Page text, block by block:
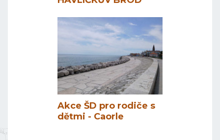
Akce ŠD pro rodiče s
dětmi - Caorle